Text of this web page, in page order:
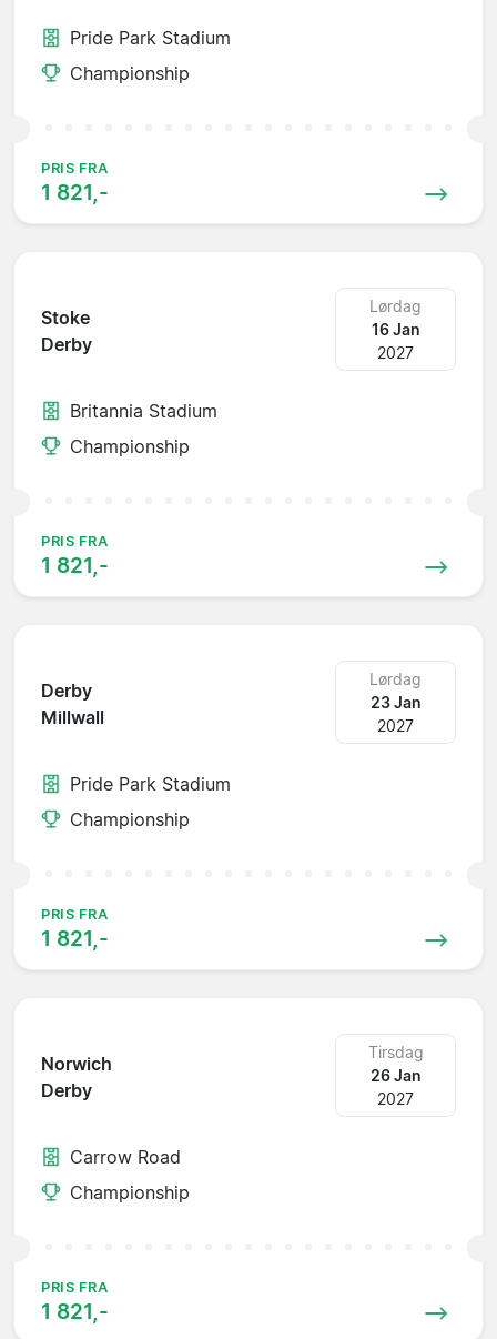
Pride Park Stadium
Championship
PRIS FRA
1 821,-
Stoke
Derby
Lørdag
16 Jan
2027
Britannia Stadium
Championship
PRIS FRA
1 821,-
Derby
Millwall
Lørdag
23 Jan
2027
Pride Park Stadium
Championship
PRIS FRA
1 821,-
Norwich
Derby
Tirsdag
26 Jan
2027
Carrow Road
Championship
PRIS FRA
1 821,-